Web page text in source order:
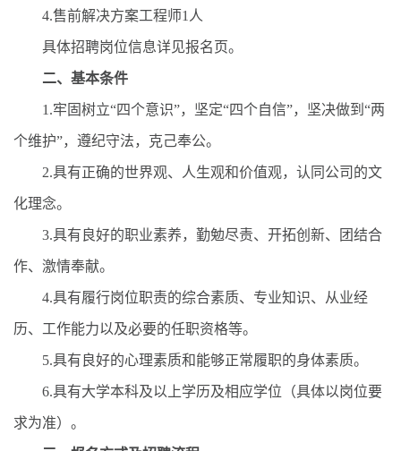
4.售前解决方案工程师1人
具体招聘岗位信息详见报名页。
二、 基本条件
1.牢固树立“四个意识”，坚定“四个自信”，坚决做到“两
个维护”，遵纪守法，克己奉公。
2.具有正确的世界观、人生观和价值观，认同公司的文
化理念。
3.具有良好的职业素养，勤勉尽责、开拓创新、团结合
作、激情奉献。
4.具有履行岗位职责的综合素质、专业知识、从业经
历、工作能力以及必要的任职资格等。
5.具有良好的心理素质和能够正常履职的身体素质。
6.具有大学本科及以上学历及相应学位（具体以岗位要
求为准）。